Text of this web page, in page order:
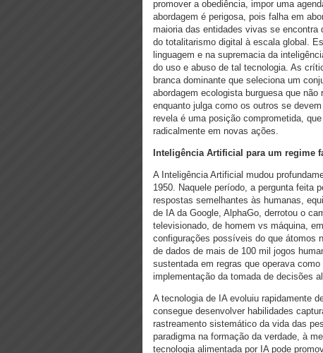
promover a obediência, impor uma
abordagem é perigosa, pois falha em
maioria das entidades vivas se
do totalitarismo digital à escala global.
linguagem e na supremacia da
do uso e abuso de tal tecnologia. As
branca dominante que seleciona um
abordagem ecologista burguesa que
enquanto julga como os outros se
revela é uma posição comprometida,
radicalmente em novas ações.
Inteligência Artificial para um regime
A Inteligência Artificial mudou
1950. Naquele período, a pergunta feita
respostas semelhantes às humanas,
de IA da Google, AlphaGo, derrotou o
televisionado, de homem vs máquina,
configurações possíveis do que átomos
de dados de mais de 100 mil jogos
sustentada em regras que operava
implementação da tomada de decisões
A tecnologia de IA evoluiu rapidamente
consegue desenvolver habilidades
rastreamento sistemático da vida das
paradigma na formação da verdade, à
tecnologia alimentada por IA pode